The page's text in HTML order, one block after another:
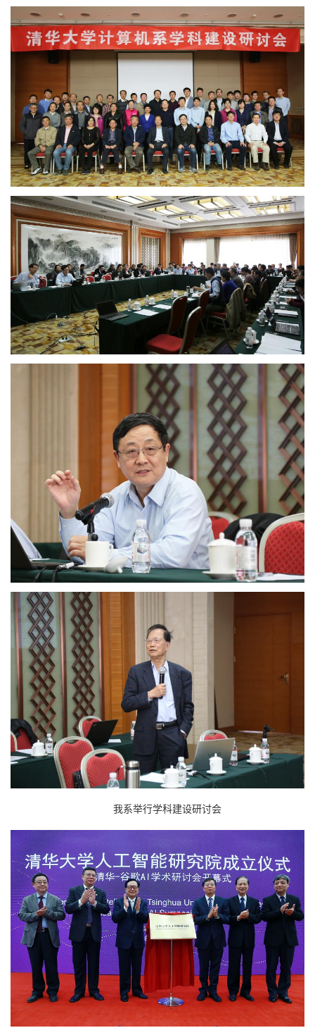
我系举行学科建设研讨会